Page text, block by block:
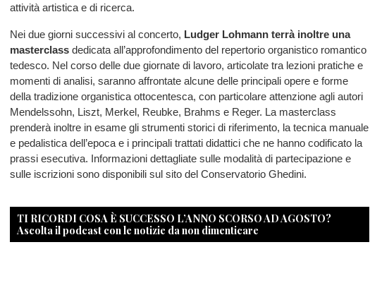
attività artistica e di ricerca.
Nei due giorni successivi al concerto, Ludger Lohmann terrà inoltre una
masterclass dedicata all’approfondimento del repertorio organistico romantico
tedesco. Nel corso delle due giornate di lavoro, articolate tra lezioni pratiche e
momenti di analisi, saranno affrontate alcune delle principali opere e forme
della tradizione organistica ottocentesca, con particolare attenzione agli autori
Mendelssohn, Liszt, Merkel, Reubke, Brahms e Reger. La masterclass
prenderà inoltre in esame gli strumenti storici di riferimento, la tecnica manuale
e pedalistica dell’epoca e i principali trattati didattici che ne hanno codificato la
prassi esecutiva. Informazioni dettagliate sulle modalità di partecipazione e
sulle iscrizioni sono disponibili sul sito del Conservatorio Ghedini.
TI RICORDI COSA È SUCCESSO L’ANNO SCORSO AD AGOSTO?
Ascolta il podcast con le notizie da non dimenticare